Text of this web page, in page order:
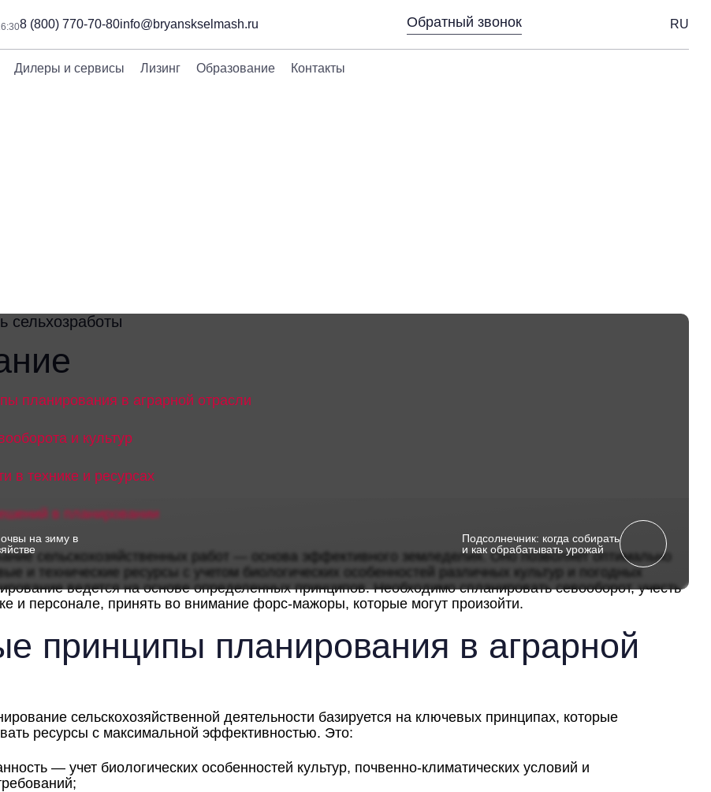
8 (800) 770-70-80info@bryanskselmash.ru Обратный звонок RU
Дилеры и сервисы Лизинг Образование Контакты
Время чтения:9 мин. 15 сек.
на зиму в
Подсолнечник: когда собирать
и как обрабатывать урожай
планирования в аграрной отрасли
и культур
в технике и ресурсах
в планировании
сельскохозяйственных работ — основа эффективного земледелия. Оно позволяет оптимально
и технические ресурсы с учетом биологических особенностей различных культур и погодных
ведется на основе определенных принципов. Необходимо спланировать севооборот, учесть
и персонале, принять во внимание форс-мажоры, которые могут произойти.
принципы планирования в аграрной
сельскохозяйственной деятельности базируется на ключевых принципах, которые
ресурсы с максимальной эффективностью. Это:
— учет биологических особенностей культур, почвенно-климатических условий и